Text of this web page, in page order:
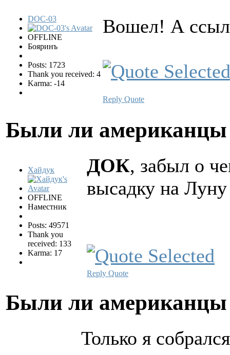
DOC-03
OFFLINE
Бояринъ
Posts: 1723
Thank you received: 4
Karma: -14
Вошел! А
Reply Quote
Были ли
Хайдук
OFFLINE
Наместник
Posts: 49571
Thank you
received: 133
Karma: 17
ДОК, забыл о
высадку на
Reply Quote
Были ли
Только я